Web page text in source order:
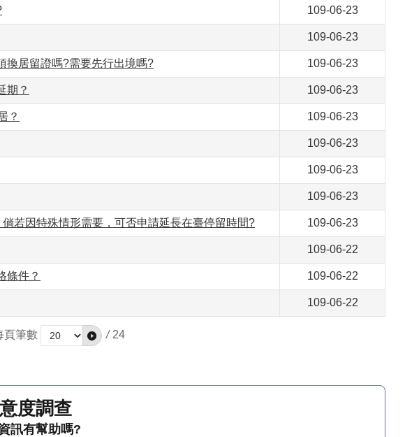
109-06-23
109-06-23
換居留證嗎?需要先行出境嗎? 109-06-23
期？ 109-06-23
？ 109-06-23
109-06-23
109-06-23
109-06-23
若因特殊情形需要，可否申請延長在臺停留時間? 109-06-23
109-06-22
條件？ 109-06-22
109-06-22
頁筆數 / 24
度調查
訊有幫助嗎?